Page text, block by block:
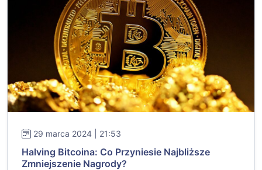
29 marca 2024 | 21:53
Halving Bitcoina: Co Przyniesie Najbliższe
Zmniejszenie Nagrody?